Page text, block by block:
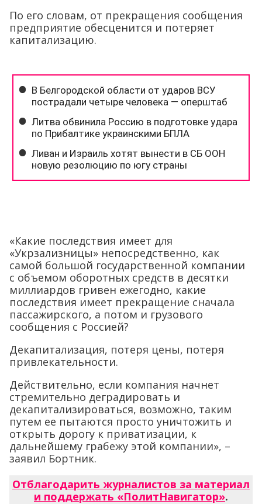
По его словам, от прекращения сообщения
предприятие обесценится и потеряет
капитализацию.
«Какие последствия имеет для
«Укрзализницы» непосредственно, как
самой большой государственной компании
с объемом оборотных средств в десятки
миллиардов гривен ежегодно, какие
последствия имеет прекращение сначала
пассажирского, а потом и грузового
сообщения с Россией?
Декапитализация, потеря цены, потеря
привлекательности.
Действительно, если компания начнет
стремительно деградировать и
декапитализироваться, возможно, таким
путем ее пытаются просто уничтожить и
открыть дорогу к приватизации, к
дальнейшему грабежу этой компании», –
заявил Бортник.
Отблагодарить журналистов за материал
и поддержать «ПолитНавигатор».